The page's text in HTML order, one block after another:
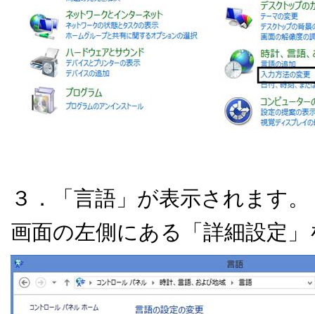
３．「言語」が表示されます。
画面の左側にある「詳細設定